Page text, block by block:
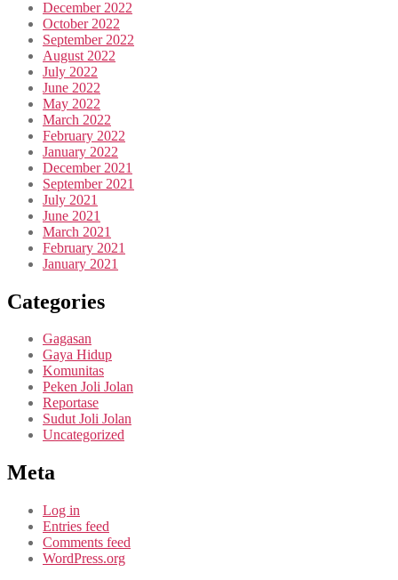
December 2022
October 2022
September 2022
August 2022
July 2022
June 2022
May 2022
March 2022
February 2022
January 2022
December 2021
September 2021
July 2021
June 2021
March 2021
February 2021
January 2021
Categories
Gagasan
Gaya Hidup
Komunitas
Peken Joli Jolan
Reportase
Sudut Joli Jolan
Uncategorized
Meta
Log in
Entries feed
Comments feed
WordPress.org